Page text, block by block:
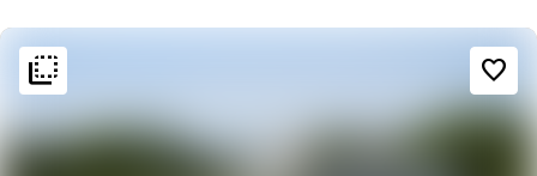
flip_to_back favorite_border
flip_to_back Ambiente und Ästhetik
spa
Botanisch